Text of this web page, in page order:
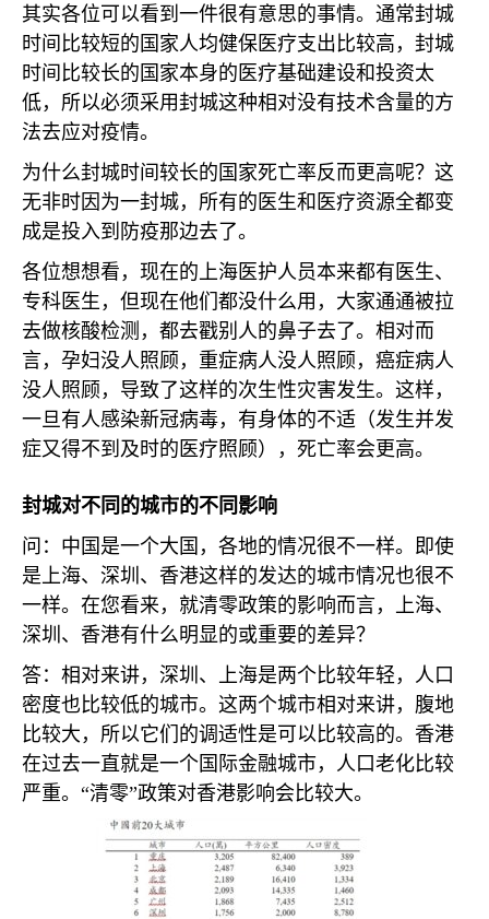
其实各位可以看到一件很有意思的事情。通常封城
时间比较短的国家人均健保医疗支出比较高，封城
时间比较长的国家本身的医疗基础建设和投资太
低，所以必须采用封城这种相对没有技术含量的方
法去应对疫情。
为什么封城时间较长的国家死亡率反而更高呢？这
无非时因为一封城，所有的医生和医疗资源全都变
成是投入到防疫那边去了。
各位想想看，现在的上海医护人员本来都有医生、
专科医生，但现在他们都没什么用，大家通通被拉
去做核酸检测，都去戳别人的鼻子去了。相对而
言，孕妇没人照顾，重症病人没人照顾，癌症病人
没人照顾，导致了这样的次生性灾害发生。这样，
一旦有人感染新冠病毒，有身体的不适（发生并发
症又得不到及时的医疗照顾），死亡率会更高。
封城对不同的城市的不同影响
问：中国是一个大国，各地的情况很不一样。即使
是上海、深圳、香港这样的发达的城市情况也很不
一样。在您看来，就清零政策的影响而言，上海、
深圳、香港有什么明显的或重要的差异？
答：相对来讲，深圳、上海是两个比较年轻，人口
密度也比较低的城市。这两个城市相对来讲，腹地
比较大，所以它们的调适性是可以比较高的。香港
在过去一直就是一个国际金融城市，人口老化比较
严重。“清零”政策对香港影响会比较大。